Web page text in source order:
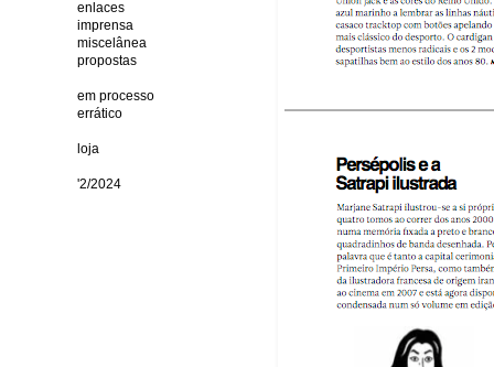
enlaces
imprensa
miscelânea
propostas
em processo
errático
loja
'2/2024